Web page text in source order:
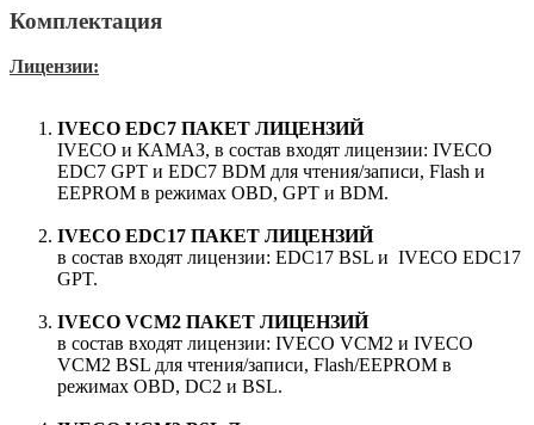
Комплектация
Лицензии:
IVECO EDC7 ПАКЕТ ЛИЦЕНЗИЙ
IVECO и КАМАЗ, в состав входят лицензии: IVECO
EDC7 GPT и EDC7 BDM для чтения/записи, Flash и
EEPROM в режимах OBD, GPT и BDM.
IVECO EDC17 ПАКЕТ ЛИЦЕНЗИЙ
в состав входят лицензии: EDC17 BSL и IVECO EDC17
GPT.
IVECO VCM2 ПАКЕТ ЛИЦЕНЗИЙ
в состав входят лицензии: IVECO VCM2 и IVECO
VCM2 BSL для чтения/записи, Flash/EEPROM в
режимах OBD, DC2 и BSL.